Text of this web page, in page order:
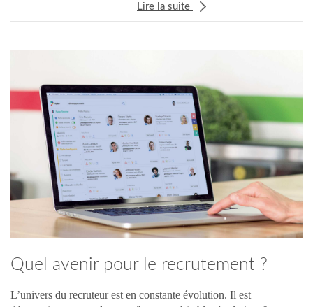
Lire la suite
Quel avenir pour le recrutement ?
L’univers du recruteur est en constante évolution. Il est